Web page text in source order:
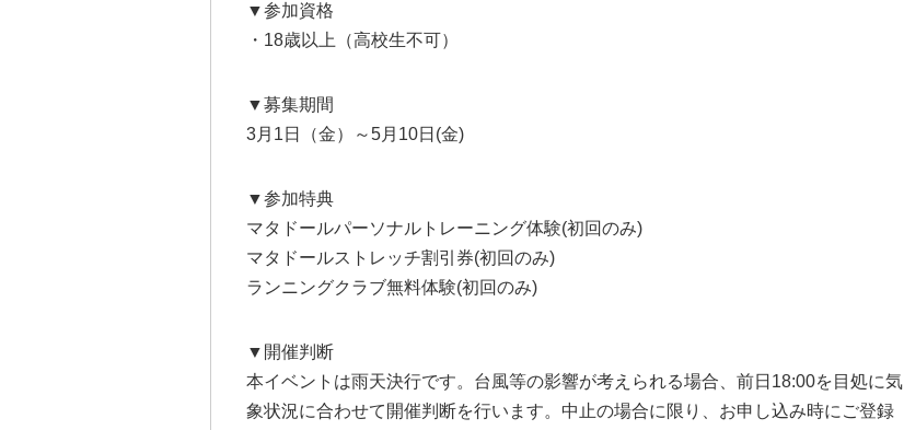
▼参加資格
・18歳以上（高校生不可）
▼募集期間
3月1日（金）～5月10日(金)
▼参加特典
マタドールパーソナルトレーニング体験(初回のみ)
マタドールストレッチ割引券(初回のみ)
ランニングクラブ無料体験(初回のみ)
▼開催判断
本イベントは雨天決行です。台風等の影響が考えられる場合、前日18:00を目処に気
象状況に合わせて開催判断を行います。中止の場合に限り、お申し込み時にご登録